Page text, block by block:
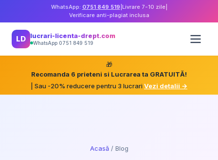
WhatsApp: 0751 849 519 Livrare 7-10 zile|
Verificare anti-plagiat inclusa
LD lucrari-licenta-drept.com
WhatsApp 0751 849 519
🎁
Recomanda 6 prieteni si Lucrarea ta GRATUITĂ!
| Sau -20% reducere pentru 3 lucrariVezi detalii →
Acasă/ Blog